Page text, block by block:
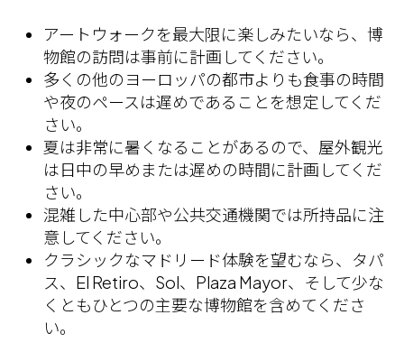
アートウォークを最大限に楽しみたいなら、博
物館の訪問は事前に計画してください。
多くの他のヨーロッパの都市よりも食事の時間
や夜のペースは遅めであることを想定してくだ
さい。
夏は非常に暑くなることがあるので、屋外観光
は日中の早めまたは遅めの時間に計画してくだ
さい。
混雑した中心部や公共交通機関では所持品に注
意してください。
クラシックなマドリード体験を望むなら、タパ
ス、El Retiro、Sol、Plaza Mayor、そして少な
くともひとつの主要な博物館を含めてくださ
い。